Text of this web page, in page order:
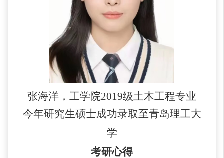
张海洋，工学院2019级土木工程专业
今年研究生硕士成功录取至青岛理工大
学
考研心得